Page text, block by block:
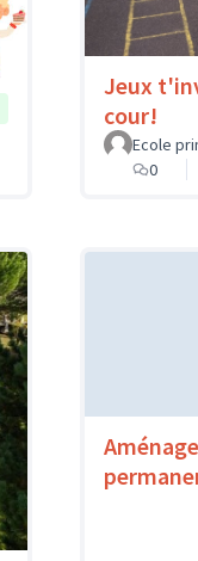
Jeux
cour!
Ecole
0